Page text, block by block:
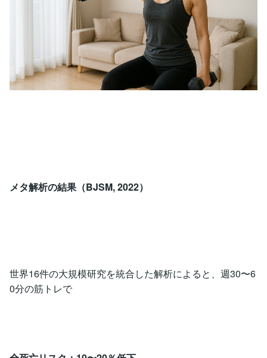
メタ解析の結果（BJSM, 2022）
世界16件の大規模研究を統合した解析によると、週30〜6
0分の筋トレで